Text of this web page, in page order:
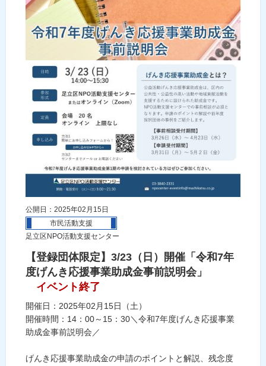
公開日：2025年02月15日
市民活動支援
足立区NPO活動支援センター
【登録団体限定】3/23（日）開催「令和7年
度げんき応援事業助成金事前説明会」
イベント終了
開催日：2025年02月15日（土）
開催時間：14：00～15：30＼令和7年度げんき応援事業
助成金事前説明会／
げんき応援事業助成金の申請のポイントと解説、残念度